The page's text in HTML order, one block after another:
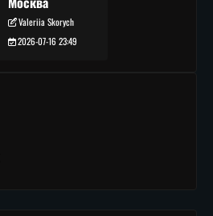
Valeriia Skorych
2026-07-16 23:49